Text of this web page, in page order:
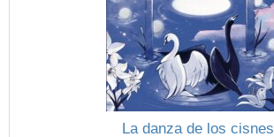
La danza de los cisnes